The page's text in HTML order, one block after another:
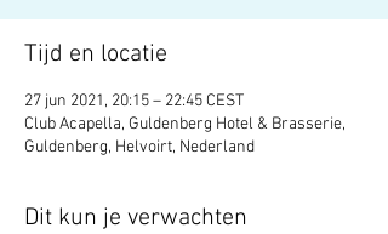
Tijd en locatie
27 jun 2021, 20:15 – 22:45 CEST
Club Acapella, Guldenberg Hotel & Brasserie,
Guldenberg, Helvoirt, Nederland
Dit kun je verwachten